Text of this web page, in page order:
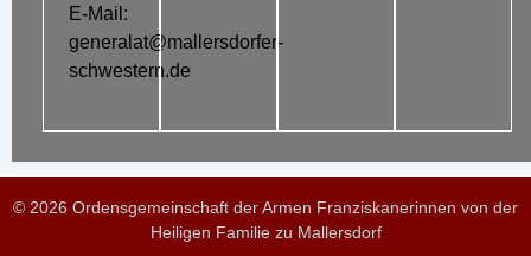
E-Mail:
generalat@mallersdorfer-
schwestern.de
© 2026 Ordensgemeinschaft der Armen Franziskanerinnen von der
Heiligen Familie zu Mallersdorf